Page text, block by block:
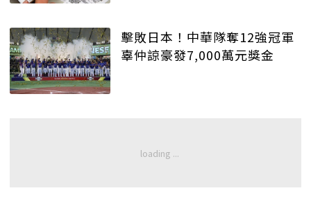
擊敗日本！中華隊奪12強冠軍
辜仲諒豪發7,000萬元獎金